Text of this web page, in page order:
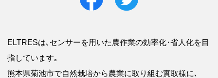
ELTRESは､センサーを用いた農作業の効率化･省人化を目
指しています｡
熊本県菊池市で自然栽培から農業に取り組む實取様に､